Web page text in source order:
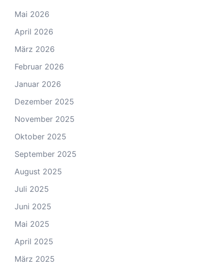
Mai 2026
April 2026
März 2026
Februar 2026
Januar 2026
Dezember 2025
November 2025
Oktober 2025
September 2025
August 2025
Juli 2025
Juni 2025
Mai 2025
April 2025
März 2025